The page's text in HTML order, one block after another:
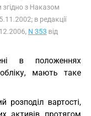
згідно з Наказом
в редакції
N 353 від
в положеннях
обліку, мають таке
розподіл вартості,